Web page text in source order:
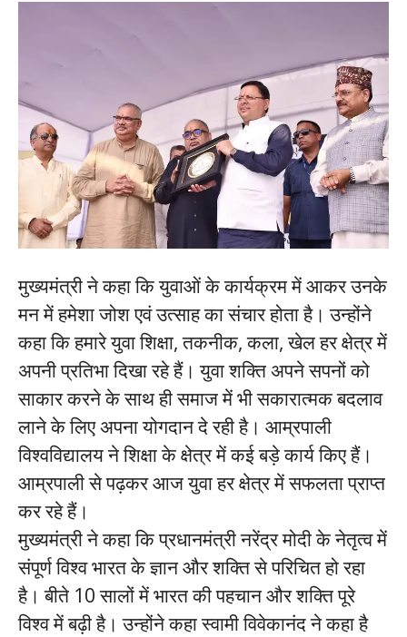
मुख्यमंत्री ने कहा कि युवाओं के कार्यक्रम में आकर उनके
मन में हमेशा जोश एवं उत्साह का संचार होता है। उन्होंने
कहा कि हमारे युवा शिक्षा, तकनीक, कला, खेल हर क्षेत्र में
अपनी प्रतिभा दिखा रहे हैं। युवा शक्ति अपने सपनों को
साकार करने के साथ ही समाज में भी सकारात्मक बदलाव
लाने के लिए अपना योगदान दे रही है। आम्रपाली
विश्वविद्यालय ने शिक्षा के क्षेत्र में कई बड़े कार्य किए हैं।
आम्रपाली से पढ़कर आज युवा हर क्षेत्र में सफलता प्राप्त
कर रहे हैं।
मुख्यमंत्री ने कहा कि प्रधानमंत्री नरेंद्र मोदी के नेतृत्व में
संपूर्ण विश्व भारत के ज्ञान और शक्ति से परिचित हो रहा
है। बीते 10 सालों में भारत की पहचान और शक्ति पूरे
विश्व में बढ़ी है। उन्होंने कहा स्वामी विवेकानंद ने कहा है